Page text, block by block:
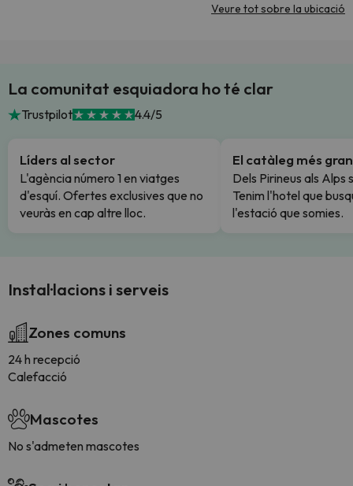
Veure tot sobre la ubicació
La comunitat esquiadora ho té clar
Trustpilot 4.4/5
Líders al sector
L'agència número 1 en viatges
d'esquí. Ofertes exclusives que no
veuràs en cap altre lloc.
El catàleg més gran
Dels Pirineus als Alps
Tenim l'hotel que
l'estació que somies.
Instal·lacions i serveis
Zones comuns
24 h recepció
Calefacció
Mascotes
No s'admeten mascotes